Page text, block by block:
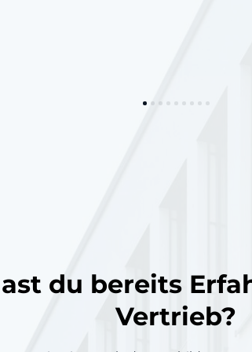
du bereits
Vertrieb?